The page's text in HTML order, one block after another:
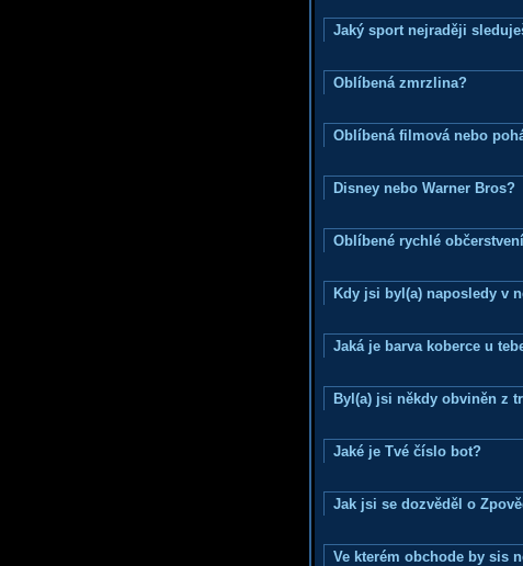
Jaký sport nejraději
Oblíbená zmrzlina?
Oblíbená filmová nebo
Disney nebo Warner Bros?
Oblíbené rychlé
Kdy jsi byl(a) naposledy v
Jaká je barva koberce u
Byl(a) jsi někdy obviněn z
Jaké je Tvé číslo bot?
Jak jsi se dozvěděl o
Ve kterém obchode by sis